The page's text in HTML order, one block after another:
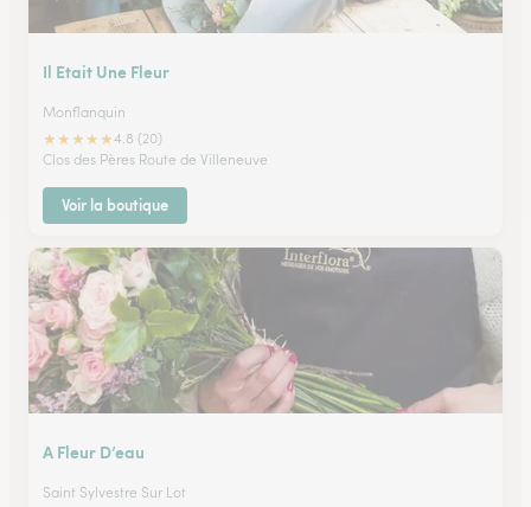
Il Etait Une Fleur
Monflanquin
★★★★★4.8 (20)
Clos des Pères Route de Villeneuve
Voir la boutique
A Fleur D’eau
Saint Sylvestre Sur Lot